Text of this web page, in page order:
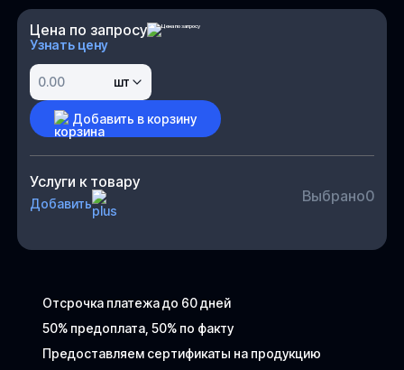
Отсрочка платежа до 60 дней
50% предоплата, 50% по факту
Предоставляем сертификаты на продукцию
Цена по запросу
Узнать цену
шт
Добавить в корзину
Услуги к товару
Добавить Выбрано0